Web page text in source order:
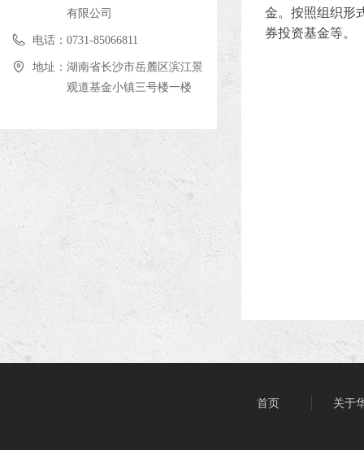
有限公司
电话： 0731-85066811
地址： 湖南省长沙市岳麓区滨江景
观道基金小镇三号楼一楼
金。按照组织形
券投资基金等。
首页 关于